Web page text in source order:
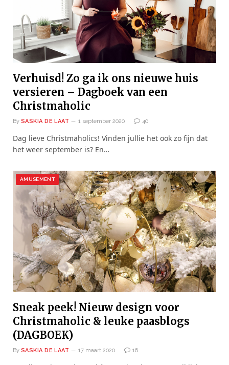
Verhuisd! Zo ga ik ons nieuwe huis
versieren – Dagboek van een
Christmaholic
By SASKIA DE LAAT 1 september 2020 40
Dag lieve Christmaholics! Vinden jullie het ook zo fijn dat
het weer september is? En…
AMUSEMENT
Sneak peek! Nieuw design voor
Christmaholic & leuke paasblogs
(DAGBOEK)
By SASKIA DE LAAT 17 maart 2020 16